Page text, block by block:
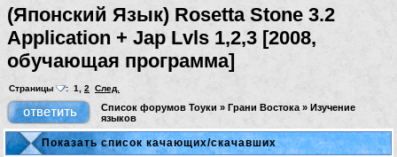
(Японский Язык) Rosetta Stone 3.2
Application + Jap Lvls 1,2,3 [2008,
обучающая программа]
Страницы : 1, 2 След.
Список форумов Тоуки » Грани Востока » Изучение
языков
Показать список качающих/скачавших